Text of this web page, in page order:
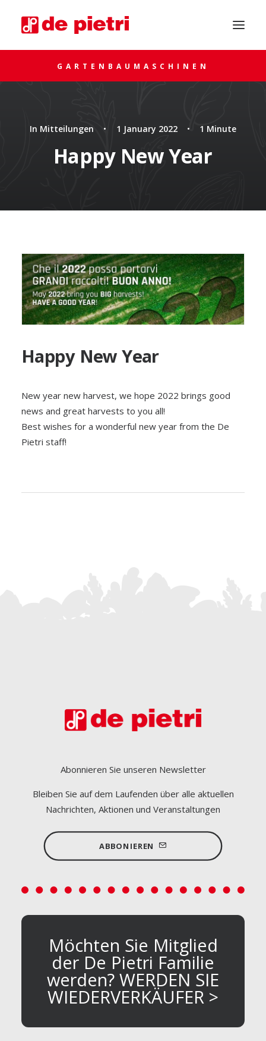
GARTENBAUMASCHINEN
In Mitteilungen • 1 January 2022 • 1 Minute
Happy New Year
Happy New Year
New year new harvest, we hope 2022 brings good
news and great harvests to you all!
Best wishes for a wonderful new year from the De
Pietri staff!
Abonnieren Sie unseren Newsletter
Bleiben Sie auf dem Laufenden über alle aktuellen
Nachrichten, Aktionen und Veranstaltungen
ABBONIEREN
Möchten Sie Mitglied
der De Pietri Familie
werden? WERDEN SIE
WIEDERVERKÄUFER >